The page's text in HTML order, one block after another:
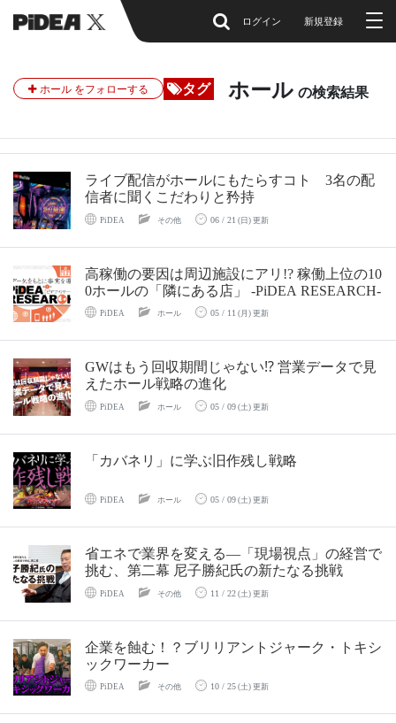
ログイン 新規登録
タグ ホール の検索結果
ホール をフォローする
ライブ配信がホールにもたらすコト 3名の配
信者に聞くこだわりと矜持
PiDEA その他 06 / 21 (日) 更新
高稼働の要因は周辺施設にアリ!? 稼働上位の10
0ホールの「隣にある店」 -PiDEA RESEARCH-
PiDEA ホール 05 / 11 (月) 更新
GWはもう回収期間じゃない⁉︎ 営業データで見
えたホール戦略の進化
PiDEA ホール 05 / 09(土) 更新
「カバネリ」に学ぶ旧作残し戦略
PiDEA ホール 05 / 09(土) 更新
省エネで業界を変える―「現場視点」の経営で
挑む、第二幕 尼子勝紀氏の新たなる挑戦
PiDEA その他 11 / 22(土) 更新
企業を蝕む！？ブリリアントジャーク・トキシ
ックワーカー
PiDEA その他 10 / 25(土) 更新